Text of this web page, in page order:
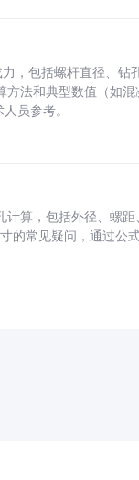
，包括螺杆直径、
方法和典型数值（如
员参考。
计算，包括外径、螺
的常见疑问，通过